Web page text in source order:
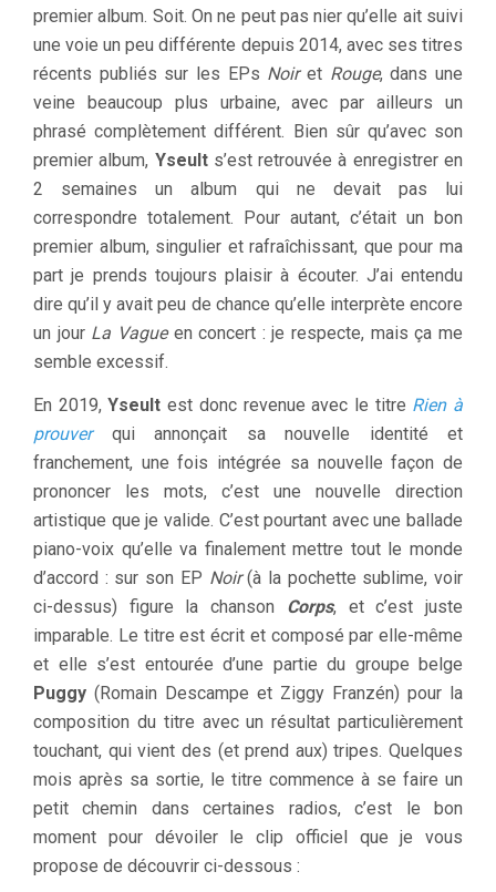
premier album. Soit. On ne peut pas nier qu’elle ait suivi
une voie un peu différente depuis 2014, avec ses titres
récents publiés sur les EPs Noiret Rouge, dans une
veine beaucoup plus urbaine, avec par ailleurs un
phrasé complètement différent. Bien sûr qu’avec son
premier album, Yseults’est retrouvée à enregistreren
2 semaines un album qui ne devait pas lui
correspondre totalement. Pour autant, c’était un bon
premier album, singulier et rafraîchissant, que pour ma
part je prends toujours plaisir à écouter. J’ai entendu
dire qu’il y avait peu de chance qu’elle interprète encore
un jour La Vagueen concert : je respecte, mais ça me
semble excessif.
En 2019,Yseult est donc revenue avec le titre Rien à
prouverqui annonçait sa nouvelle identité et
franchement, une fois intégrée sa nouvelle façon de
prononcer les mots, c’est une nouvelle direction
artistique que je valide. C’est pourtant avec une ballade
piano-voix qu’elle va finalement mettre tout le monde
d’accord : sur son EP Noir(à la pochette sublime, voir
ci-dessus) figure la chanson Corps, et c’est juste
imparable. Le titre est écrit et composé par elle-même
et elle s’est entourée d’une partie du groupe belge
Puggy (Romain Descampe et Ziggy Franzén) pour la
composition du titre avec un résultat particulièrement
touchant, qui vient des (et prend aux) tripes. Quelques
mois après sa sortie, le titre commence à se faire un
petit chemin dans certaines radios, c’est le bon
moment pour dévoiler le clip officiel que je vous
propose de découvrir ci-dessous :